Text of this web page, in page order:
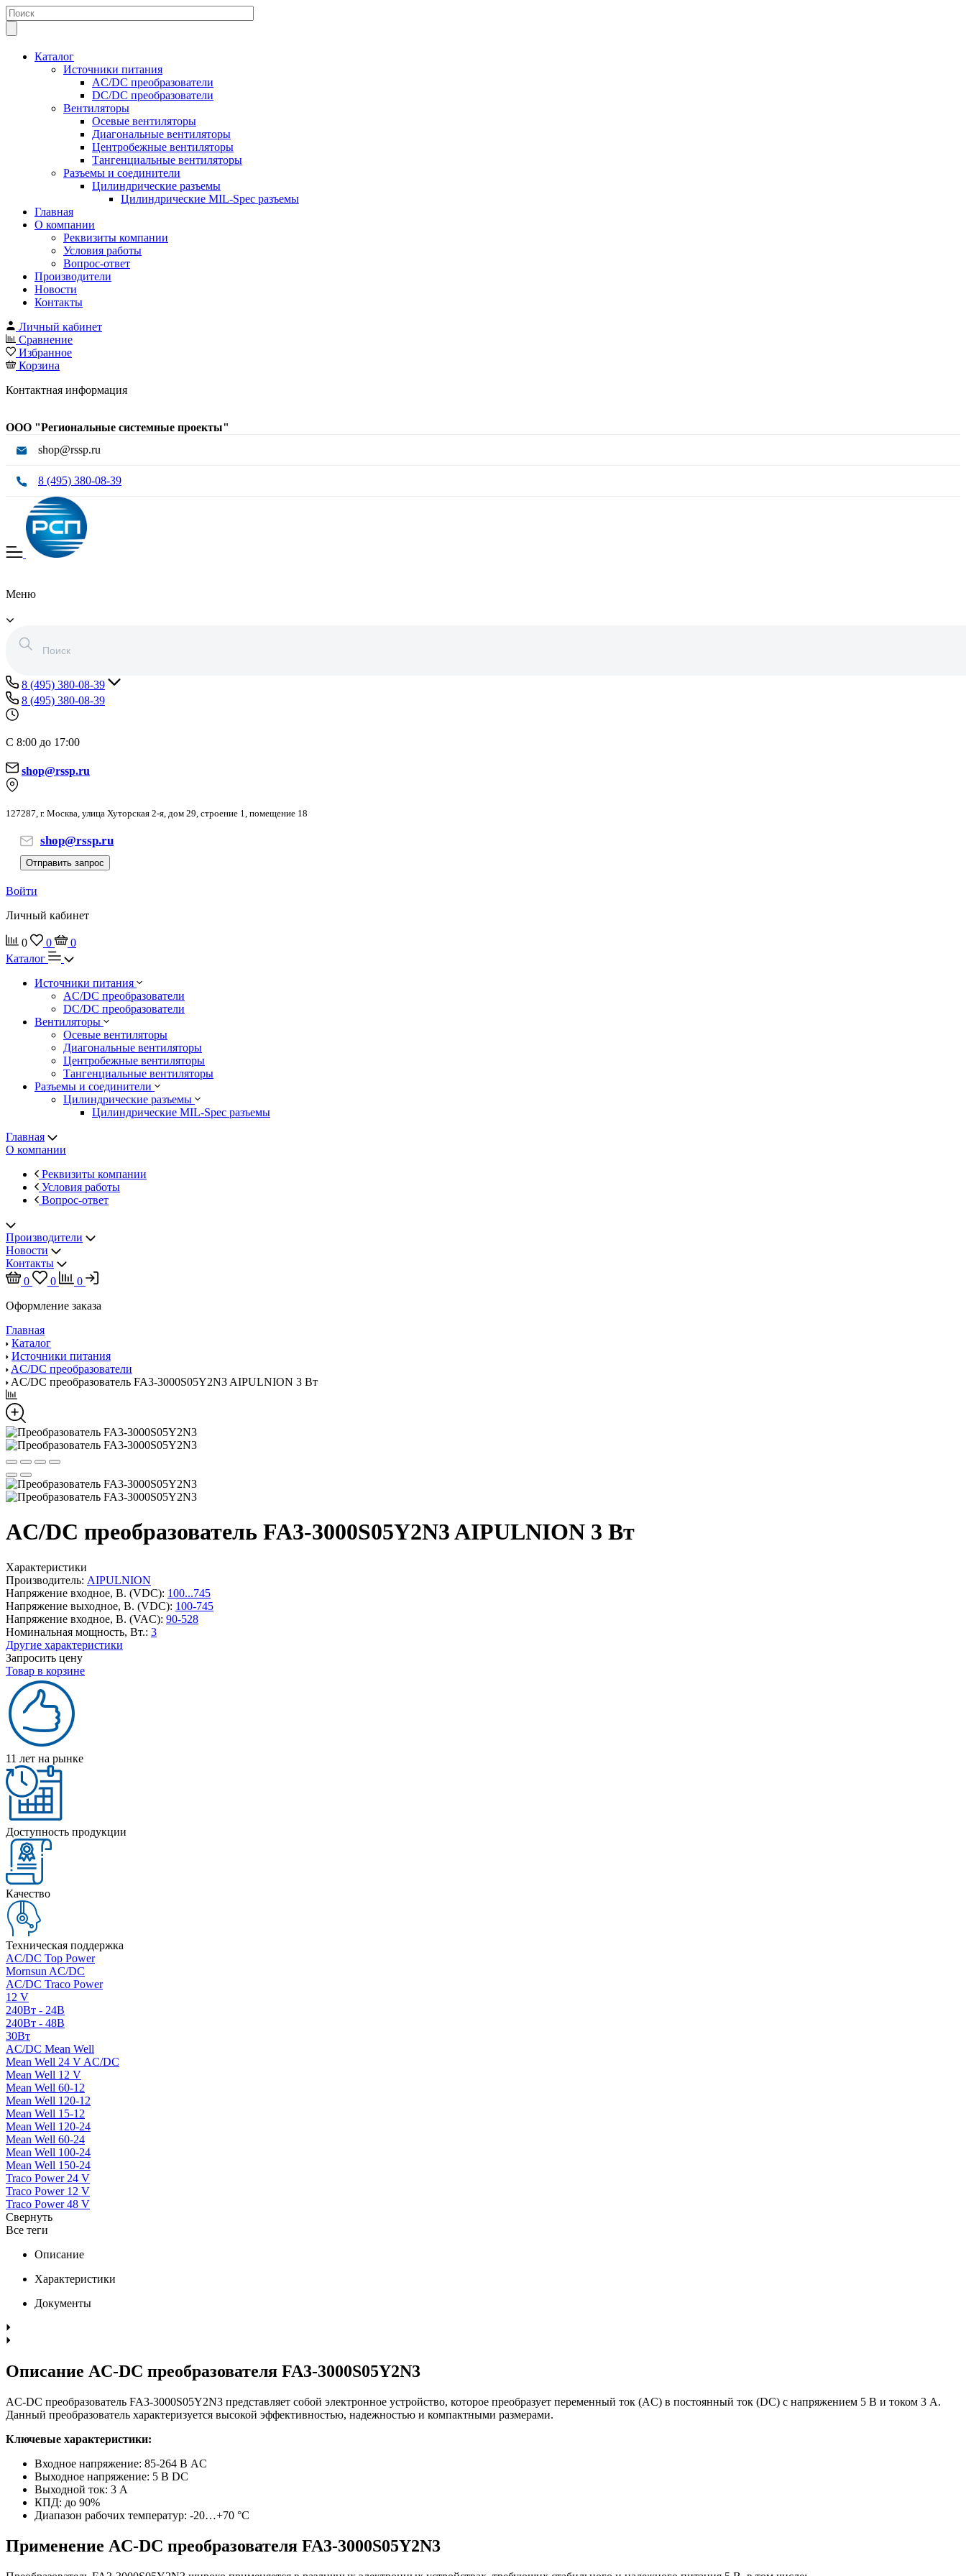
Каталог
Источники питания
AC/DC преобразователи
DC/DC преобразователи
Вентиляторы
Осевые вентиляторы
Диагональные вентиляторы
Центробежные вентиляторы
Тангенциальные вентиляторы
Разъемы и соединители
Цилиндрические разъемы
Цилиндрические MIL-Spec разъемы
Главная
О компании
Реквизиты компании
Условия работы
Вопрос-ответ
Производители
Новости
Контакты
Личный кабинет
Сравнение
Избранное
Корзина
Контактная информация
ООО "Региональные системные проекты"
shop@rssp.ru
8 (495) 380-08-39
Меню
8 (495) 380-08-39
8 (495) 380-08-39
С 8:00 до 17:00
shop@rssp.ru
127287, г. Москва, улица Хуторская 2-я, дом 29, строение 1, помещение 18
shop@rssp.ru
Отправить запрос
Войти
Личный кабинет
0 0
0
Каталог
Источники питания
AC/DC преобразователи
DC/DC преобразователи
Вентиляторы
Осевые вентиляторы
Диагональные вентиляторы
Центробежные вентиляторы
Тангенциальные вентиляторы
Разъемы и соединители
Цилиндрические разъемы
Цилиндрические MIL-Spec разъемы
Главная
О компании
Реквизиты компании
Условия работы
Вопрос-ответ
Производители
Новости
Контакты
0
0
0
Оформление заказа
Главная
Каталог
Источники питания
AC/DC преобразователи
AC/DC преобразователь FA3-3000S05Y2N3 AIPULNION 3 Вт
AC/DC преобразователь FA3-3000S05Y2N3 AIPULNION 3 Вт
Характеристики
Производитель: AIPULNION
Напряжение входное, В. (VDC): 100...745
Напряжение выходное, В. (VDC): 100-745
Напряжение входное, В. (VAC): 90-528
Номинальная мощность, Вт.: 3
Другие характеристики
Запросить цену
Товар в корзине
11 лет на рынке
Доступность продукции
Качество
Техническая поддержка
AC/DC Top Power
Mornsun AC/DC
AC/DC Traco Power
12 V
240Вт - 24В
240Вт - 48В
30Вт
AC/DC Mean Well
Mean Well 24 V AC/DC
Mean Well 12 V
Mean Well 60-12
Mean Well 120-12
Mean Well 15-12
Mean Well 120-24
Mean Well 60-24
Mean Well 100-24
Mean Well 150-24
Traco Power 24 V
Traco Power 12 V
Traco Power 48 V
Свернуть
Все теги
Описание
Характеристики
Документы
Описание AC-DC преобразователя FA3-3000S05Y2N3
AC-DC преобразователь FA3-3000S05Y2N3 представляет собой электронное устройство, которое преобразует переменный ток (AC) в постоянный ток (DC) с напряжением 5 В и током 3 А.
Данный преобразователь характеризуется высокой эффективностью, надежностью и компактными размерами.
Ключевые характеристики:
Входное напряжение: 85-264 В AC
Выходное напряжение: 5 В DC
Выходной ток: 3 А
КПД: до 90%
Диапазон рабочих температур: -20…+70 °C
Применение AC-DC преобразователя FA3-3000S05Y2N3